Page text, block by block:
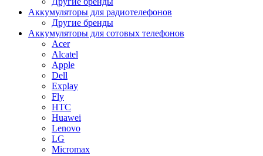
Аккумуляторы для радиотелефонов
Другие бренды
Аккумуляторы для сотовых телефонов
Acer
Alcatel
Apple
Dell
Explay
Fly
HTC
Huawei
Lenovo
LG
Micromax